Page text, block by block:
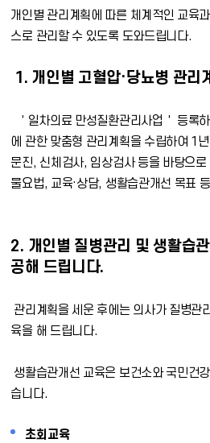
개인별 관리계획에 따른 체계적인 교육
스로 관리할 수 있도록 도와드립니다.
1. 개인별 고혈압·당뇨병 관리
＇일차의료 만성질환관리사업＇ 등록
에 관한 맞춤형 관리계획을 수립하여 1
문진, 신체검사, 임상검사 등을 바탕으
물요법, 교육·상담, 생활습관개선 목표
2. 개인별 질병관리 및 생활습
공해 드립니다.
관리계획을 세운 후에는 의사가 질병관
육을 해 드립니다.
생활습관개선 교육은 보건소와 국민건
습니다.
초회교육